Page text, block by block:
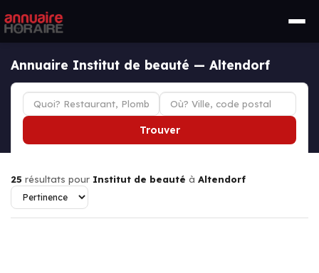
Annuaire Institut de beauté — Altendorf
Trouver
25 résultats pour Institut de beauté à Altendorf